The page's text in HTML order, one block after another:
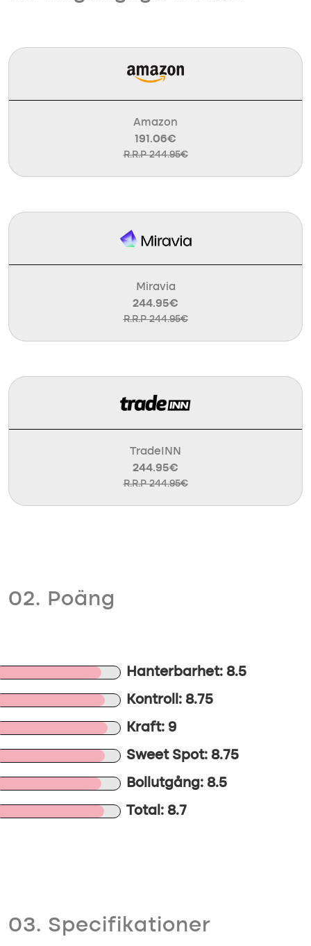
Amazon
191.06€
R.R.P 244.95€
Miravia
244.95€
R.R.P 244.95€
TradeINN
244.95€
R.R.P 244.95€
02. Poäng
Hanterbarhet: 8.5
Kontroll: 8.75
Kraft: 9
Sweet Spot: 8.75
Bollutgång: 8.5
Total: 8.7
03. Specifikationer